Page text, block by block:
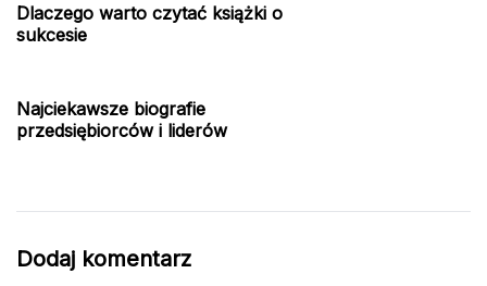
Dlaczego warto czytać książki o
sukcesie
Najciekawsze biografie
przedsiębiorców i liderów
Dodaj komentarz